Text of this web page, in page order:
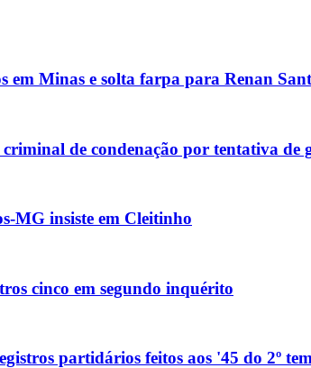
em Minas e solta farpa para Renan
de condenação por tentativa de
MG insiste em Cleitinho
cinco em segundo inquérito
partidários feitos aos '45 do 2º